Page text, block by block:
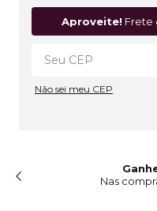
Aproveite! Frete
Não sei meu CEP
Nas